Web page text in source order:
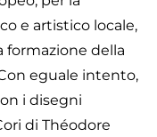
e artistico locale,
della
eguale intento,
i disegni
di Théodore